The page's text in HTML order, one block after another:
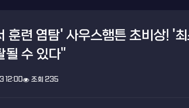
훈련 염탐' 사우스햄튼 초비상!
될 수 있다"
12:00 조회 235